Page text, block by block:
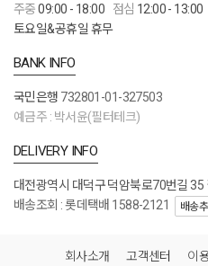
주중09:00 - 18:00 점심 12:00 - 13:00
토요일&공휴일 휴무
BANK INFO
국민은행 732801-01-327503
예금주 : 박서윤(필터테크)
DELIVERY INFO
대전광역시 대덕구 덕암북로70번길 35
배송조회 : 롯데택배 1588-2121
배송
회사소개 고객센터 이